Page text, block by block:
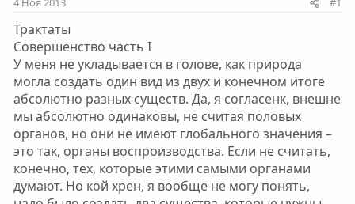
ы
а
Трактаты
Совершенство часть I
У меня не укладывается в голове, как природа
могла создать один вид из двух и конечном итоге
абсолютно разных существ. Да, я согласенк, внешне
мы абсолютно одинаковы, не считая половых
органов, но они не имеют глобального значения –
это так, органы воспроизводства. Если не считать,
конечно, тех, которые этими самыми органами
думают. Но кой хрен, я вообще не могу понять,